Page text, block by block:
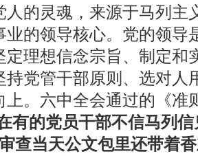
人的灵魂，来源于马列主
业的领导核心。党的领导
定理想信念宗旨、制定和
持党管干部原则、选对
上。六中全会通过的《准
有的党员干部不信马列
查当天公文包里还带着